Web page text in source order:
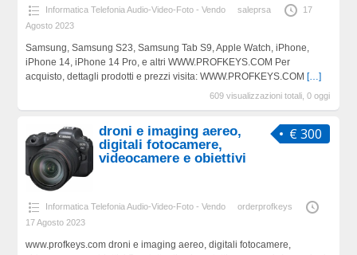
Informatica Telefonia Audio-Video-Foto - Vendo saleprsa
17
Agosto 2023
Samsung, Samsung S23, Samsung Tab S9, Apple Watch, iPhone,
iPhone 14, iPhone 14 Pro, e altri WWW.PROFKEYS.COM Per
acquisto, dettagli prodotti e prezzi visita: WWW.PROFKEYS.COM […]
609 visualizzazioni totali, 0 oggi
€ 300
droni e imaging aereo,
digitali fotocamere,
videocamere e obiettivi
Informatica Telefonia Audio-Video-Foto - Vendo
orderprofkeys
17 Agosto 2023
www.profkeys.com droni e imaging aereo, digitali fotocamere,